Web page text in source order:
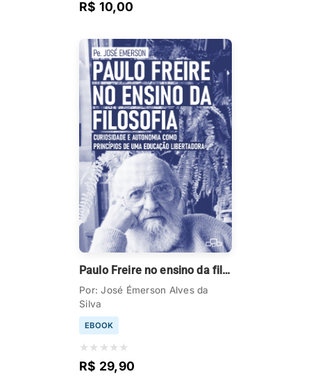
R$ 10,00
Paulo Freire no ensino da filosofia
Por: José Émerson Alves da
Silva
EBOOK
★ ★ ★ ★ ★
R$ 29,90